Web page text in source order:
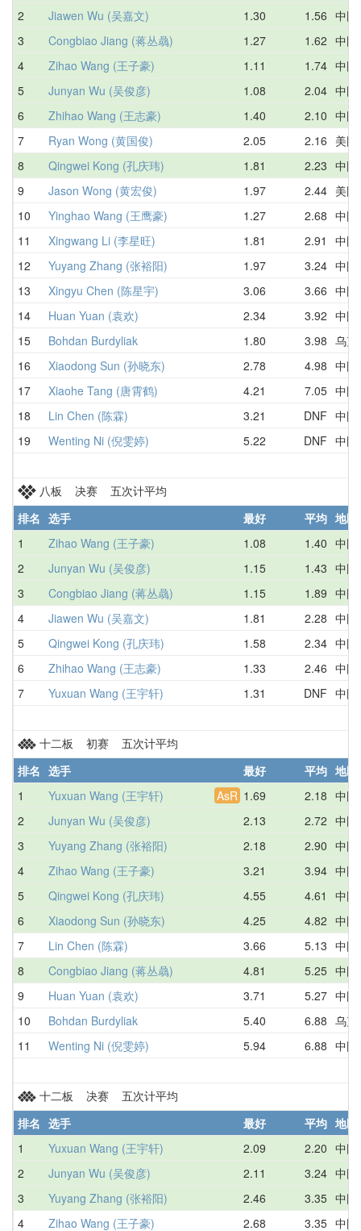
2
Jiawen Wu (吴嘉文) 1.30 1.56 中国
3
Congbiao Jiang (蒋丛骉) 1.27 1.62 中国
4
Zihao Wang (王子豪) 1.11 1.74 中国
5
Junyan Wu (吴俊彦) 1.08 2.04 中国
6
Zhihao Wang (王志豪) 1.40 2.10 中国
7
Ryan Wong (黄国俊) 2.05 2.16 美国
8
Qingwei Kong (孔庆玮) 1.81 2.23 中国
9
Jason Wong (黄宏俊) 1.97 2.44 美国
10
Yinghao Wang (王鹰豪) 1.27 2.68 中国
11
Xingwang Li (李星旺) 1.81 2.91
中国
12
Yuyang Zhang (张裕阳) 1.97 3.24 中国
13
Xingyu Chen (陈星宇) 3.06 3.66 中国
14
Huan Yuan (袁欢) 2.34 3.92 中国
15
Bohdan Burdyliak 1.80 3.98 乌克
16
Xiaodong Sun (孙晓东) 2.78 4.98 中国
17
Xiaohe Tang (唐霄鹤) 4.21 7.05 中国
18
Lin Chen (陈霖) 3.21 DNF 中国
19
Wenting Ni (倪雯婷) 5.22 DNF 中国
八板 决赛 五次计平均
排名 选手 最好 平均 地区
1
Zihao Wang (王子豪) 1.08 1.40 中国
2
Junyan Wu (吴俊彦) 1.15 1.43 中国
3
Congbiao Jiang (蒋丛骉) 1.15 1.89 中国
4
Jiawen Wu (吴嘉文) 1.81 2.28 中国
5
Qingwei Kong (孔庆玮) 1.58 2.34 中国
6
Zhihao Wang (王志豪) 1.33 2.46 中国
7
Yuxuan Wang (王宇轩) 1.31 DNF 中国
十二板 初赛 五次计平均
排名 选手 最好 平均 地区
1
Yuxuan Wang (王宇轩) AsR 1.69 2.18 中国
2
Junyan Wu (吴俊彦) 2.13 2.72 中国
3
Yuyang Zhang (张裕阳) 2.18 2.90 中国
4
Zihao Wang (王子豪) 3.21 3.94 中国
5
Qingwei Kong (孔庆玮) 4.55 4.61
中国
6
Xiaodong Sun (孙晓东) 4.25 4.82 中国
7
Lin Chen (陈霖) 3.66 5.13 中国
8
Congbiao Jiang (蒋丛骉) 4.81 5.25 中国
9
Huan Yuan (袁欢) 3.71 5.27 中国
10
Bohdan Burdyliak 5.40 6.88 乌克
11
Wenting Ni (倪雯婷) 5.94 6.88 中国
十二板 决赛 五次计平均
排名 选手 最好 平均 地区
1
Yuxuan Wang (王宇轩) 2.09 2.20 中国
2
Junyan Wu (吴俊彦) 2.11 3.24 中国
3
Yuyang Zhang (张裕阳) 2.46 3.35 中国
4
Zihao Wang (王子豪) 2.68 3.35 中国